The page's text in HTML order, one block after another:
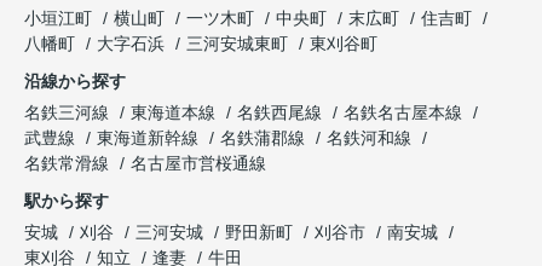
小垣江町
横山町 一ツ木町 中央町 末広町
住吉町
八幡町
大字石浜 三河安城東町
東刈谷町
沿線から探す
名鉄三河線
東海道本線 名鉄西尾線
名鉄名古屋本線
武豊線
東海道新幹線 名鉄蒲郡線
名鉄河和線
名鉄常滑線
名古屋市営桜通線
駅から探す
安城
刈谷 三河安城 野田新町 刈谷市
南安城
東刈谷
知立 逢妻 牛田